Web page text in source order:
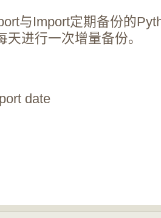
与Import定期备份的
进行一次增量备份。
date